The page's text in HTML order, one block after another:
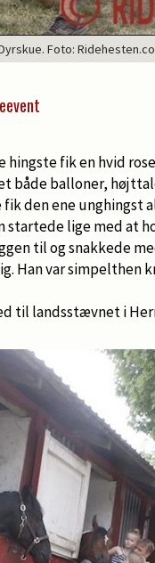
Foto:
fik en hvid
både balloner,
den ene unghingst
lige med at
til og snakkede
Han var simpelthen
til landsstævnet i